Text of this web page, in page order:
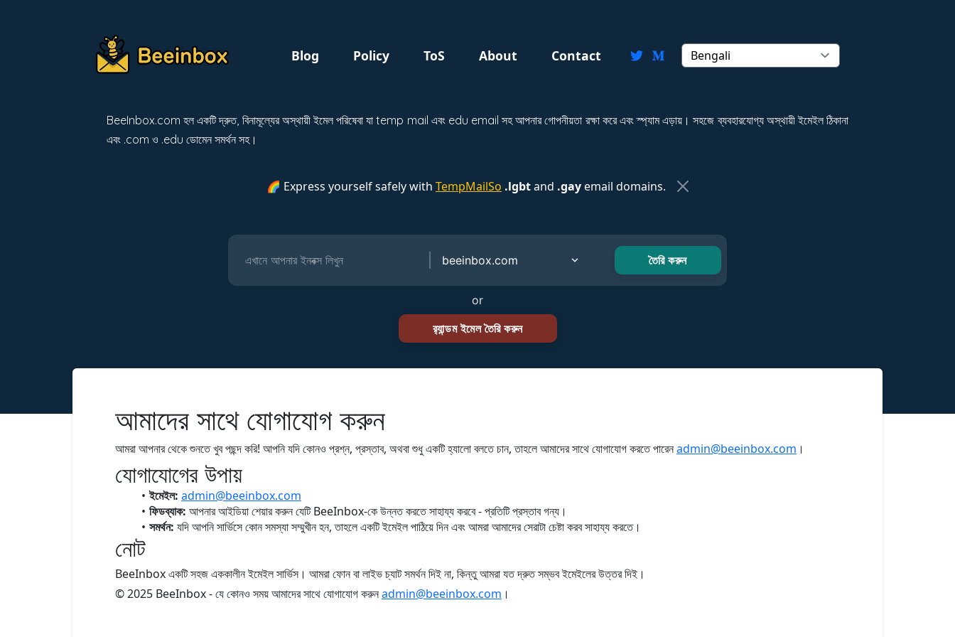
Blog Policy ToS About Contact
BeeInbox.com হল একটি দ্রুত, বিনামূল্যের অস্থায়ী ইমেল পরিষেবা যা temp mail এবং edu email সহ আপনার গোপনীয়তা রক্ষা করে এবং স্প্যাম এড়ায়। সহজে ব্যবহারযোগ্য অস্থায়ী ইমেইল ঠিকানা
এবং .com ও .edu ডোমেন সমর্থন সহ।
🌈 Express yourself safely with TempMailSo .lgbtand .gayemail domains.
or
আমাদের সাথে যোগাযোগ করুন
আমরা আপনার থেকে শুনতে খুব পছন্দ করি! আপনি যদি কোনও প্রশ্ন, প্রস্তাব, অথবা শুধু একটি হ্যালো বলতে চান, তাহলে আমাদের সাথে যোগাযোগ করতে পারেনadmin@beeinbox.com ।
যোগাযোগের উপায়
ইমেইল: admin@beeinbox.com
ফিডব্যাক: আপনার আইডিয়া শেয়ার করুন যেটি BeeInbox-কে উন্নত করতে সাহায্য করবে - প্রতিটি প্রস্তাব গন্য।
সমর্থন: যদি আপনি সার্ভিসে কোন সমস্যা সম্মুখীন হন, তাহলে একটি ইমেইল পাঠিয়ে দিন এবং আমরা আমাদের সেরাটা চেষ্টা করব সাহায্য করতে।
নোট
BeeInbox একটি সহজ এককালীন ইমেইল সার্ভিস। আমরা ফোন বা লাইভ চ্যাট সমর্থন দিই না, কিন্তু আমরা যত দ্রুত সম্ভব ইমেইলের উত্তর দিই।
© 2025 BeeInbox - যে কোনও সময় আমাদের সাথে যোগাযোগ করুনadmin@beeinbox.com ।